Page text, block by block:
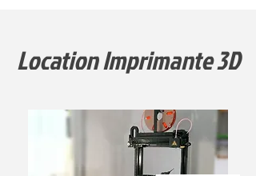
Location Imprimante 3D